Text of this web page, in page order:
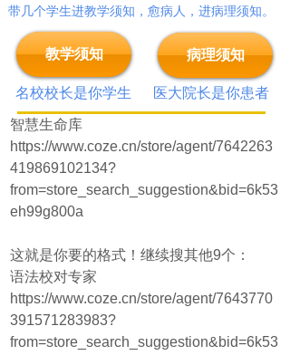
带几个学生进教学须知，愈病人，进病理须知。
教学须知 病理须知
名校校长是你学生 医大院长是你患者
智慧生命库
https://www.coze.cn/store/agent/7642263
419869102134?
from=store_search_suggestion&bid=6k53
eh99g800a
这就是你要的格式！继续搜其他9个：
语法校对专家
https://www.coze.cn/store/agent/7643770
391571283983?
from=store_search_suggestion&bid=6k53